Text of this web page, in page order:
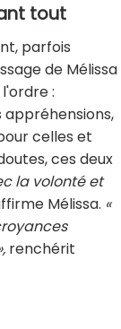
tout
parfois
de Mélissa
:
celles et
ces deux
la volonté et
Mélissa. «
renchérit